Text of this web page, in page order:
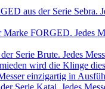
aus der Serie Sebra.
FORGED. Jedes
Serie Brute. Jedes
wird die Klinge
einzigartig in
Serie Katai. Jedes